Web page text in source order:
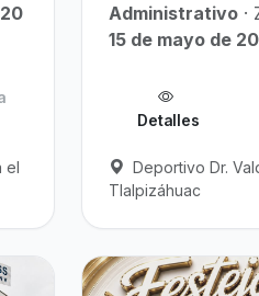
20
el
Administrativo ·
15 de mayo de
Detalles
Deportivo Dr.
Tlalpizáhuac